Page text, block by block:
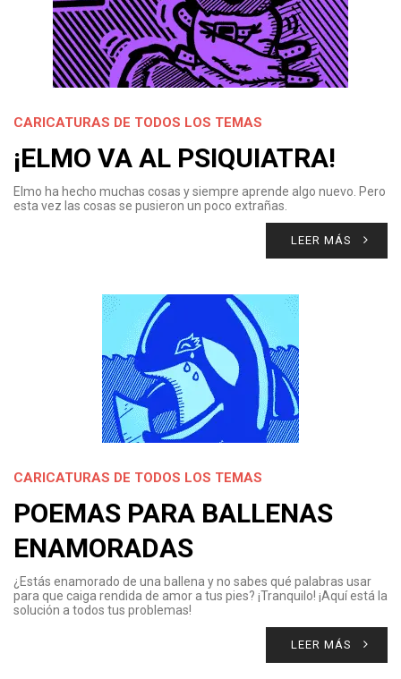
CARICATURAS DE TODOS LOS TEMAS
¡ELMO VA AL PSIQUIATRA!
Elmo ha hecho muchas cosas y siempre aprende algo nuevo. Pero
esta vez las cosas se pusieron un poco extrañas.
LEER MÁS
CARICATURAS DE TODOS LOS TEMAS
POEMAS PARA BALLENAS
ENAMORADAS
¿Estás enamorado de una ballena y no sabes qué palabras usar
para que caiga rendida de amor a tus pies? ¡Tranquilo! ¡Aquí está la
solución a todos tus problemas!
LEER MÁS